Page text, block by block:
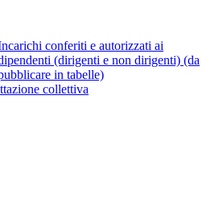
conferiti e autorizzati ai
(dirigenti e non dirigenti) (da
in tabelle)
collettiva